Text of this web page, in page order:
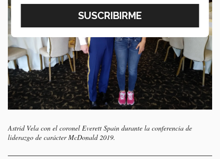
Astrid Vela con el coronel Everett Spain durante la conferencia de
liderazgo de carácter McDonald 2019.